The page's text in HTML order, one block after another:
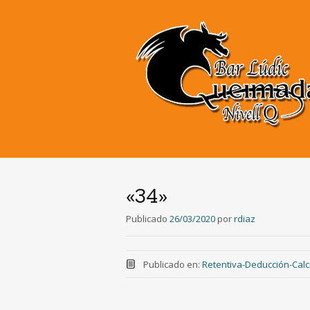
«34»
Publicado 26/03/2020 porrdiaz
Publicado en: Retentiva-Deducción-